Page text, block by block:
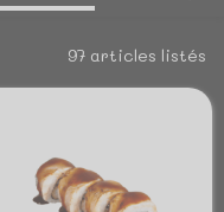
97 articles listés